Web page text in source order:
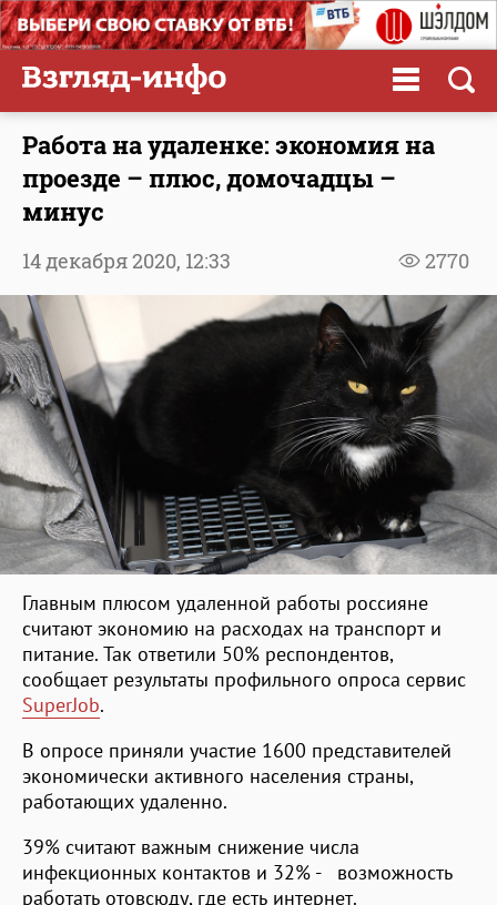
Работа на удаленке: экономия на
проезде – плюс, домочадцы –
минус
2770
14 декабря 2020, 12:33
Главным плюсом удаленной работы россияне
считают экономию на расходах на транспорт и
питание. Так ответили 50% респондентов,
сообщает результаты профильного опроса сервис
SuperJob.
В опросе приняли участие 1600 представителей
экономически активного населения страны,
работающих удаленно.
39% считают важным снижение числа
инфекционных контактов и 32% - возможность
работать отовсюду, где есть интернет.